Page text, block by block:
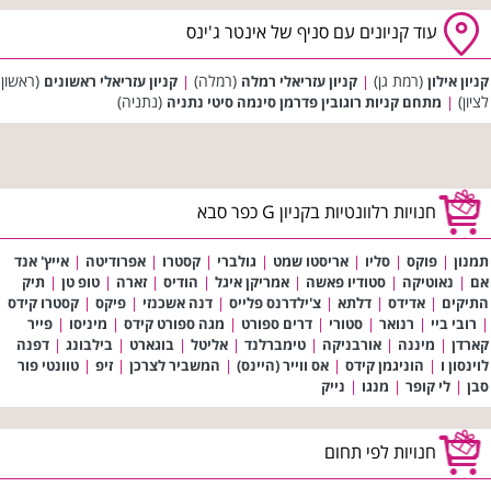
עוד קניונים עם סניף של אינטר ג'ינס
קניון אילון (רמת גן) | קניון עזריאלי רמלה (רמלה) | קניון עזריאלי ראשונים (ראשון
לציון) | מתחם קניות רוגובין פדרמן סינמה סיטי נתניה (נתניה)
חנויות רלוונטיות בקניון G כפר סבא
תמנון | פוקס | סליו | אריסטו שמט | גולברי | קסטרו | אפרודיטה | אייץ' אנד
אם | נאוטיקה | סטודיו פאשה | אמריקן איגל | הודיס | זארה | טופ טן | תיק
התיקים | אדידס | דלתא | צ'ילדרנס פלייס | דנה אשכנזי | פיקס | קסטרו קידס
| רובי ביי | רנואר | סטורי | דרים ספורט | מגה ספורט קידס | מיניסו | פייר
קארדן | מיננה | אורבניקה | טימברלנד | אליטל | בוגארט | בילבונג | דפנה
לוינסון ו | הוניגמן קידס | אס ווייר (היינס) | המשביר לצרכן | זיפ | טוונטי פור
סבן | לי קופר | מנגו | נייק
חנויות לפי תחום